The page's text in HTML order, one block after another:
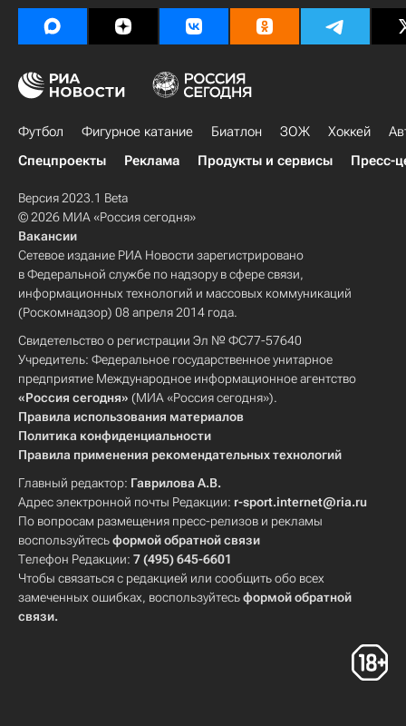
Футбол Фигурное катание Биатлон ЗОЖ Хоккей
Спецпроекты
Реклама Продукты и сервисы Пресс-
Версия 2023.1 Beta
© 2026 МИА «Россия сегодня»
Вакансии
Сетевое издание РИА Новости зарегистрировано
в Федеральной службе по надзору в сфере связи,
информационных технологий и массовых коммуникаций
(Роскомнадзор) 08 апреля 2014 года.
Свидетельство о регистрации Эл № ФС77-57640
Учредитель: Федеральное государственное унитарное
предприятие Международное информационное агентство
«Россия сегодня» (МИА «Россия сегодня»).
Правила использования материалов
Политика конфиденциальности
Правила применения рекомендательных технологий
Главный редактор: Гаврилова А.В.
Адрес электронной почты Редакции: r-sport.internet@ria.ru
По вопросам размещения пресс-релизов и рекламы
воспользуйтесьформой обратной связи
Телефон Редакции: 7 (495) 645-6601
Чтобы связаться с редакцией или сообщить обо всех
замеченных ошибках, воспользуйтесьформой обратной
связи.